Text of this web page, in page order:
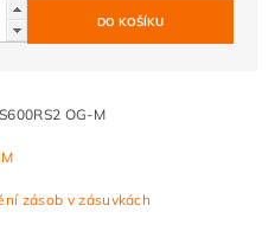
OG-M
zásob v zásuvkách